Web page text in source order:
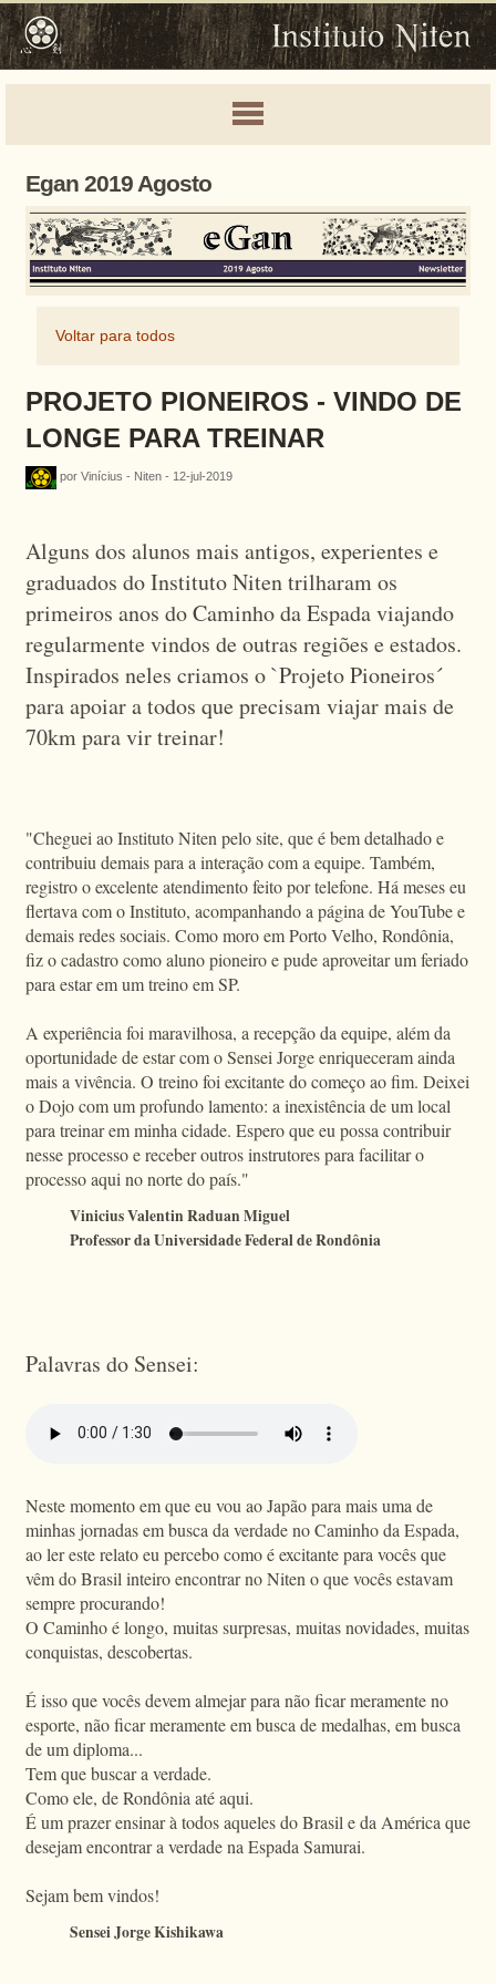
Egan 2019 Agosto
Voltar para todos
PROJETO PIONEIROS - VINDO DE
LONGE PARA TREINAR
por Vinícius - Niten - 12-jul-2019
Alguns dos alunos mais antigos, experientes e
graduados do Instituto Niten trilharam os
primeiros anos do Caminho da Espada viajando
regularmente vindos de outras regiões e estados.
Inspirados neles criamos o `Projeto Pioneiros´
para apoiar a todos que precisam viajar mais de
70km para vir treinar!
"Cheguei ao Instituto Niten pelo site, que é bem detalhado e
contribuiu demais para a interação com a equipe. Também,
registro o excelente atendimento feito por telefone. Há meses eu
flertava com o Instituto, acompanhando a página de YouTube e
demais redes sociais. Como moro em Porto Velho, Rondônia,
fiz o cadastro como aluno pioneiro e pude aproveitar um feriado
para estar em um treino em SP.
A experiência foi maravilhosa, a recepção da equipe, além da
oportunidade de estar com o Sensei Jorge enriqueceram ainda
mais a vivência. O treino foi excitante do começo ao fim. Deixei
o Dojo com um profundo lamento: a inexistência de um local
para treinar em minha cidade. Espero que eu possa contribuir
nesse processo e receber outros instrutores para facilitar o
processo aqui no norte do país."
Vinicius Valentin Raduan Miguel
Professor da Universidade Federal de Rondônia
Palavras do Sensei:
Neste momento em que eu vou ao Japão para mais uma de
minhas jornadas em busca da verdade no Caminho da Espada,
ao ler este relato eu percebo como é excitante para vocês que
vêm do Brasil inteiro encontrar no Niten o que vocês estavam
sempre procurando!
O Caminho é longo, muitas surpresas, muitas novidades, muitas
conquistas, descobertas.
É isso que vocês devem almejar para não ficar meramente no
esporte, não ficar meramente em busca de medalhas, em busca
de um diploma...
Tem que buscar a verdade.
Como ele, de Rondônia até aqui.
É um prazer ensinar à todos aqueles do Brasil e da América que
desejam encontrar a verdade na Espada Samurai.
Sejam bem vindos!
Sensei Jorge Kishikawa